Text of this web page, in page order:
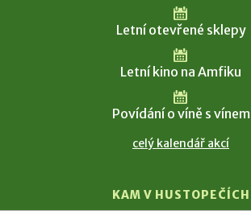
Letní otevřené sklepy
Letní kino na Amfiku
Povídání o víně s vínem
celý kalendář akcí
KAM V HUSTOPEČÍCH